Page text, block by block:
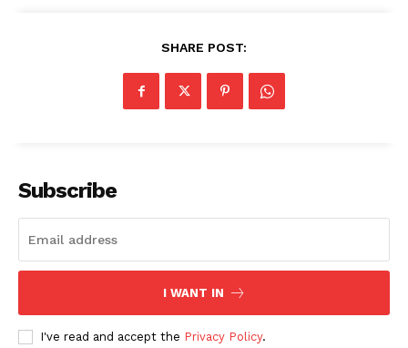
SHARE POST:
Subscribe
I WANT IN
I've read and accept the Privacy Policy.